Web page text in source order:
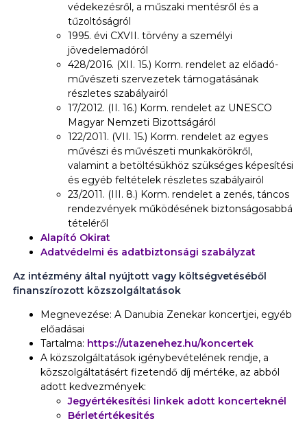
védekezésről, a műszaki mentésről és a
tűzoltóságról
1995. évi CXVII. törvény a személyi
jövedelemadóról
428/2016. (XII. 15.) Korm. rendelet az előadó-
művészeti szervezetek támogatásának
részletes szabályairól
17/2012. (II. 16.) Korm. rendelet az UNESCO
Magyar Nemzeti Bizottságáról
122/2011. (VII. 15.) Korm. rendelet az egyes
művészi és művészeti munkakörökről,
valamint a betöltésükhöz szükséges képesítési
és egyéb feltételek részletes szabályairól
23/2011. (III. 8.) Korm. rendelet a zenés, táncos
rendezvények működésének biztonságosabbá
tételéről
Alapító Okirat
Adatvédelmi és adatbiztonsági szabályzat
Az intézmény által nyújtott vagy költségvetéséből
finanszírozott közszolgáltatások
Megnevezése: A Danubia Zenekar koncertjei, egyéb
előadásai
Tartalma: https://utazenehez.hu/koncertek
A közszolgáltatások igénybevételének rendje, a
közszolgáltatásért fizetendő díj mértéke, az abból
adott kedvezmények:
Jegyértékesítési linkek adott koncerteknél
Bérletértékesités